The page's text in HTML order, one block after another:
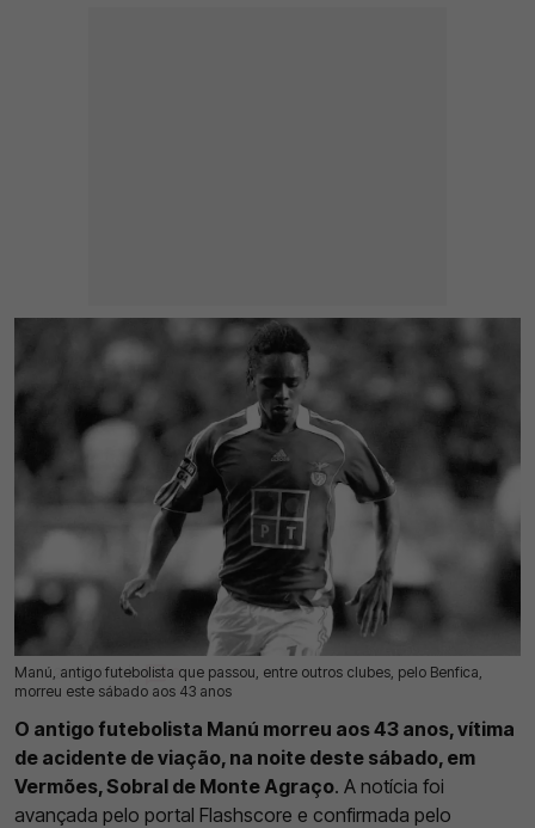
Manú, antigo futebolista que passou, entre outros clubes, pelo Benfica,
morreu este sábado aos 43 anos
12 Jul 2026 | 11:20 | 0
O antigo futebolista Manú morreu aos 43 anos, vítima
de acidente de viação, na noite deste sábado, em
Vermões, Sobral de Monte Agraço. A notícia foi
avançada pelo portal Flashscore e confirmada pelo